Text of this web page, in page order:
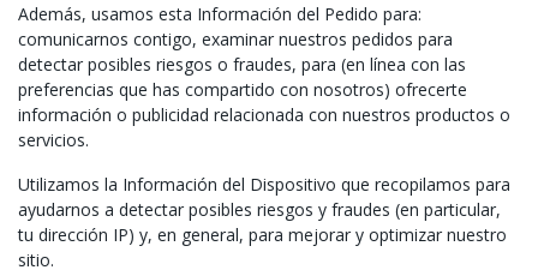
Además, usamos esta Información del Pedido para:
comunicarnos contigo, examinar nuestros pedidos para
detectar posibles riesgos o fraudes, para (en línea con las
preferencias que has compartido con nosotros) ofrecerte
información o publicidad relacionada con nuestros productos o
servicios.
Utilizamos la Información del Dispositivo que recopilamos para
ayudarnos a detectar posibles riesgos y fraudes (en particular,
tu dirección IP) y, en general, para mejorar y optimizar nuestro
sitio.